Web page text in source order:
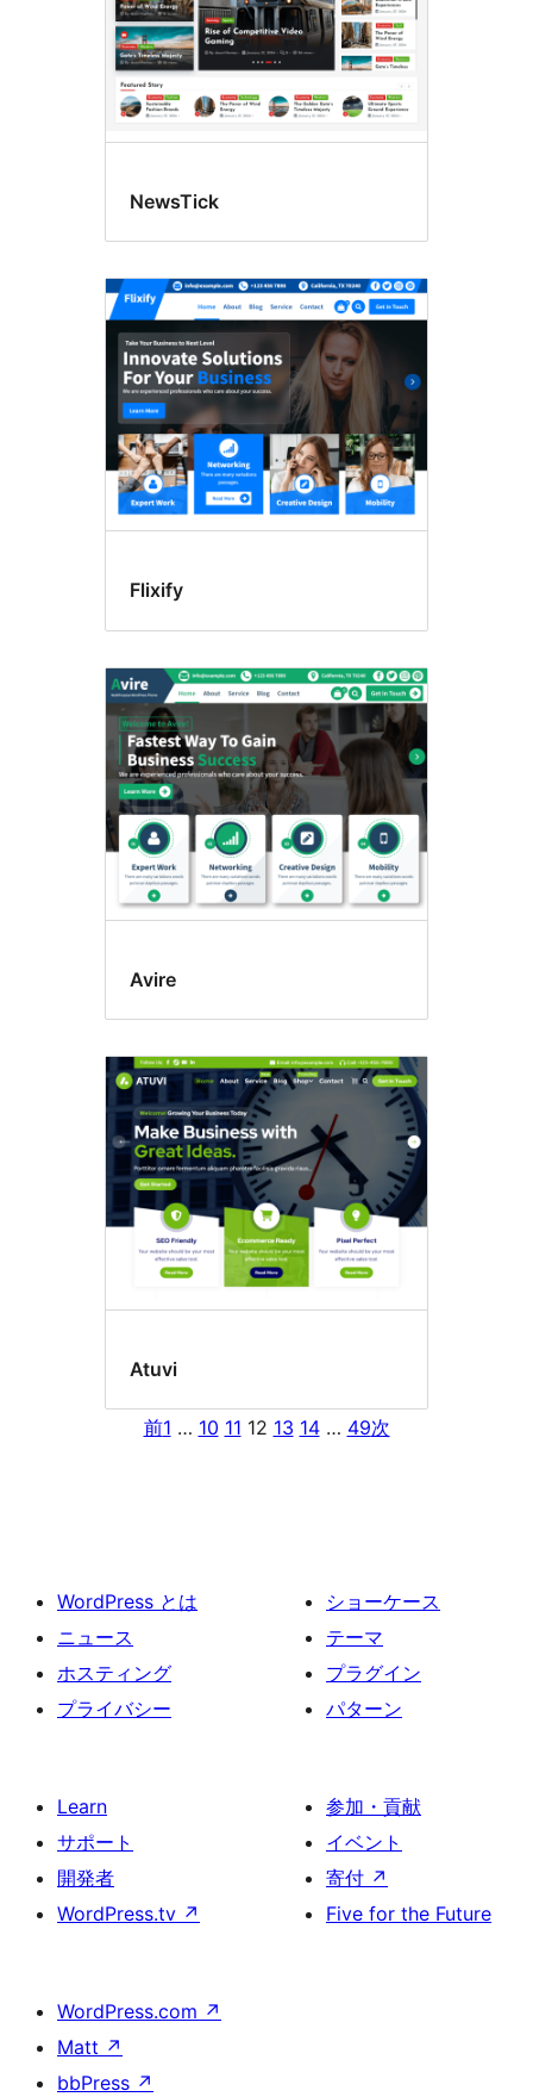
NewsTick
Flixify
Avire
Atuvi
前1 … 10 11 12 13 14 … 49次
WordPress とは
ニュース
ホスティング
プライバシー
ショーケース
テーマ
プラグイン
パターン
Learn
サポート
開発者
WordPress.tv ↗
参加・貢献
イベント
寄付 ↗
Five for the Future
WordPress.com ↗
Matt ↗
bbPress ↗